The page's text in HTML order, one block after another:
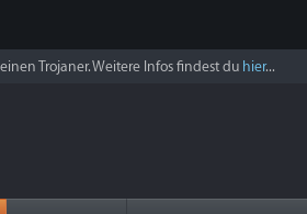
Trojaner. Weitere Infos findest du hier...